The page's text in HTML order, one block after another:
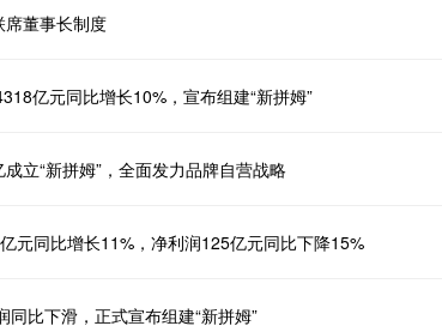
董事长制度
亿元同比增长10%，宣布组建“新拼姆”
立“新拼姆”，全面发力品牌自营战略
元同比增长11%，净利润125亿元同比下降15%
同比下滑，正式宣布组建“新拼姆”